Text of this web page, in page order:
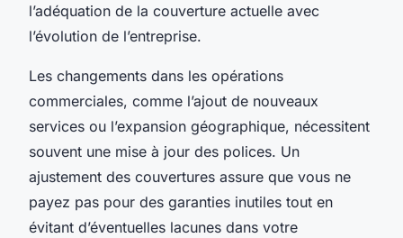
l’adéquation de la couverture actuelle avec
l’évolution de l’entreprise.
Les changements dans les opérations
commerciales, comme l’ajout de nouveaux
services ou l’expansion géographique, nécessitent
souvent une mise à jour des polices. Un
ajustement des couvertures assure que vous ne
payez pas pour des garanties inutiles tout en
évitant d’éventuelles lacunes dans votre